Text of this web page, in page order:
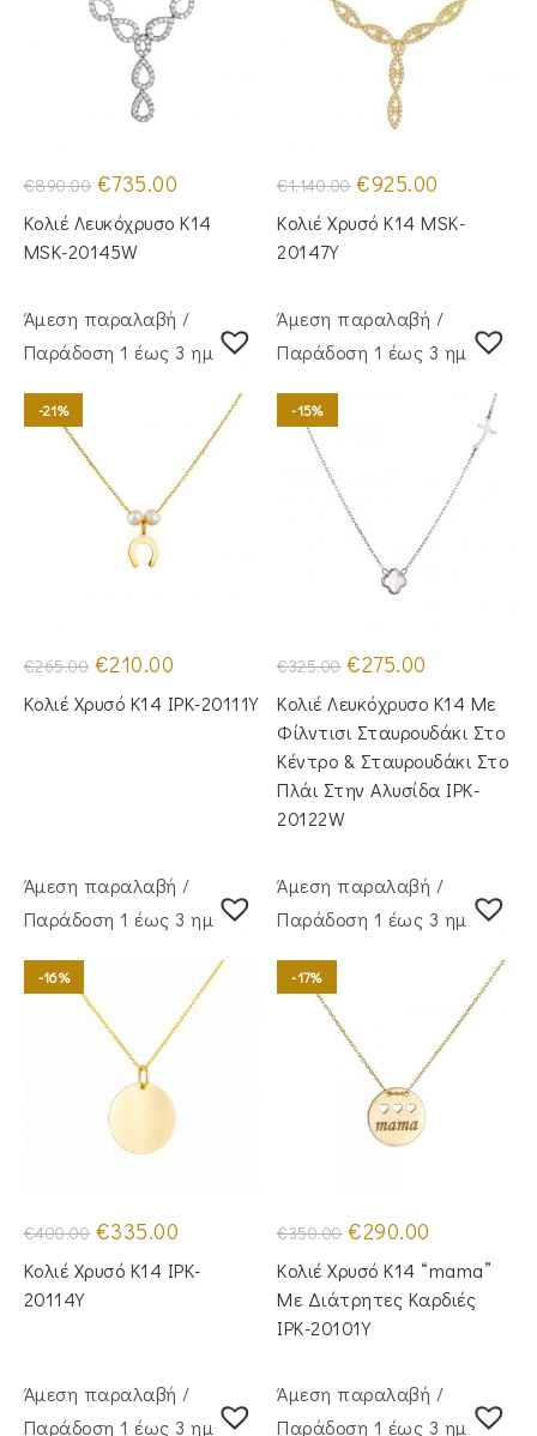
€890.00 Original
price
was:
€890.00.
€735.00
τιμή
είναι:
Κολιέ Λευκόχρυσο Κ14
MSK-20145W
€1,140.00 Original
price
was:
€1,140.00.
€925.00
τιμή
είναι:
Κολιέ Χρυσό Κ14 MSK-
20147Y
Άμεση παραλαβή /
Παράδoση 1 έως 3 ημέρες
-21%
€265.00 Original
price
was:
€265.00.
€210.00
τιμή
είναι:
Κολιέ Χρυσό Κ14 IPK-20111Y
Άμεση παραλαβή /
Παράδoση 1 έως 3 ημέρες
-15%
€325.00 Original
price
was:
€325.00.
€275.00
τιμή
είναι:
€275.00.
Κολιέ Λευκόχρυσο Κ14 Με
Φίλντισι Σταυρουδάκι Στο
Κέντρο & Σταυρουδάκι Στο
Πλάι Στην Αλυσίδα IPK-
20122W
Άμεση παραλαβή /
Παράδoση 1 έως 3 ημέρες
-16%
€400.00 Original
price
was:
€400.00.
€335.00
τιμή
είναι:
Κολιέ Χρυσό Κ14 IPK-
20114Y
Άμεση παραλαβή /
Παράδoση 1 έως 3 ημέρες
-17%
€350.00 Original
price
was:
€350.00.
€290.00
είναι:
€290.00.
Κολιέ Χρυσό Κ14 “mama”
Με Διάτρητες Καρδιές
IPK-20101Y
Άμεση παραλαβή /
Παράδoση 1 έως 3 ημέρες
Άμεση παραλαβή /
Παράδoση 1 έως 3 ημέρες